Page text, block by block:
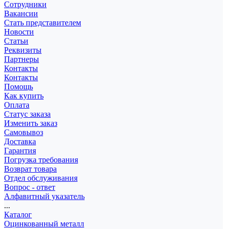
Сотрудники
Вакансии
Стать представителем
Новости
Статьи
Реквизиты
Партнеры
Контакты
Контакты
Помощь
Как купить
Оплата
Статус заказа
Изменить заказ
Самовывоз
Доставка
Гарантия
Погрузка требования
Возврат товара
Отдел обслуживания
Вопрос - ответ
Алфавитный указатель
...
Каталог
Оцинкованный металл